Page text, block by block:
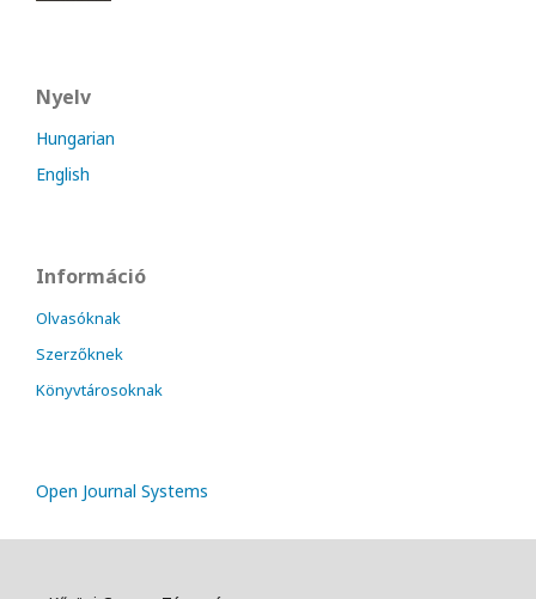
Nyelv
Hungarian
English
Információ
Olvasóknak
Szerzőknek
Könyvtárosoknak
Open Journal Systems